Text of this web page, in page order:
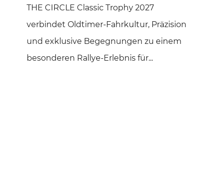
THE CIRCLE Classic Trophy 2027
verbindet Oldtimer-Fahrkultur, Präzision
und exklusive Begegnungen zu einem
besonderen Rallye-Erlebnis für...